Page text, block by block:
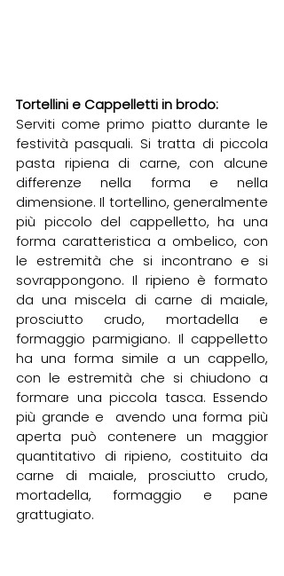
Tortellini e Cappelletti in brodo:
Serviti come primo piatto durante le
festività pasquali. Si tratta di piccola
pasta ripiena di carne, con alcune
differenze nella forma e nella
dimensione. Il tortellino, generalmente
più piccolo del cappelletto, ha una
forma caratteristica a ombelico, con
le estremità che si incontrano e si
sovrappongono. Il ripieno è formato
da una miscela di carne di maiale,
prosciutto crudo, mortadella e
formaggio parmigiano. Il cappelletto
ha una forma simile a un cappello,
con le estremità che si chiudono a
formare una piccola tasca. Essendo
più grande e  avendo una forma più
aperta può contenere un maggior
quantitativo di ripieno, costituito da
carne di maiale, prosciutto crudo,
mortadella, formaggio e pane
grattugiato.